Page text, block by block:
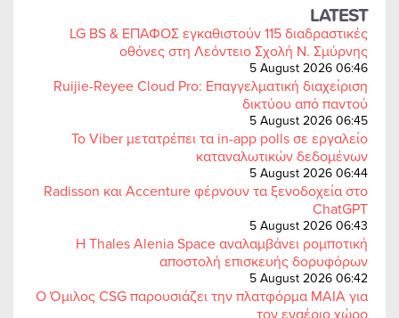
LATEST
LG BS & ΕΠΑΦΟΣ εγκαθιστούν 115 διαδραστικές
οθόνες στη Λεόντειο Σχολή Ν. Σμύρνης
5 August 2026 06:46
Ruijie-Reyee Cloud Pro: Επαγγελματική διαχείριση
δικτύου από παντού
5 August 2026 06:45
Το Viber μετατρέπει τα in-app polls σε εργαλείο
καταναλωτικών δεδομένων
5 August 2026 06:44
Radisson και Accenture φέρνουν τα ξενοδοχεία στο
ChatGPT
5 August 2026 06:43
Η Thales Alenia Space αναλαμβάνει ρομποτική
αποστολή επισκευής δορυφόρων
5 August 2026 06:42
Ο Όμιλος CSG παρουσιάζει την πλατφόρμα MAIA για
τον εναέριο χώρο